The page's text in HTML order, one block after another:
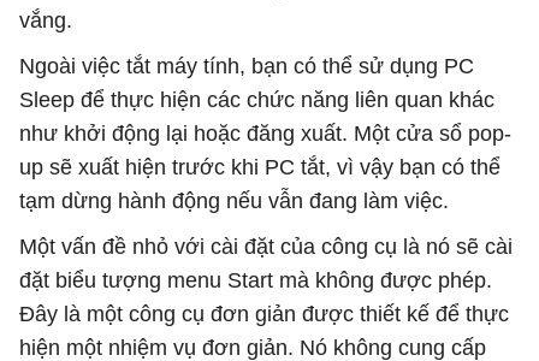
vắng.
Ngoài việc tắt máy tính, bạn có thể sử dụng PC
Sleep để thực hiện các chức năng liên quan khác
như khởi động lại hoặc đăng xuất. Một cửa sổ pop-
up sẽ xuất hiện trước khi PC tắt, vì vậy bạn có thể
tạm dừng hành động nếu vẫn đang làm việc.
Một vấn đề nhỏ với cài đặt của công cụ là nó sẽ cài
đặt biểu tượng menu Start mà không được phép.
Đây là một công cụ đơn giản được thiết kế để thực
hiện một nhiệm vụ đơn giản. Nó không cung cấp